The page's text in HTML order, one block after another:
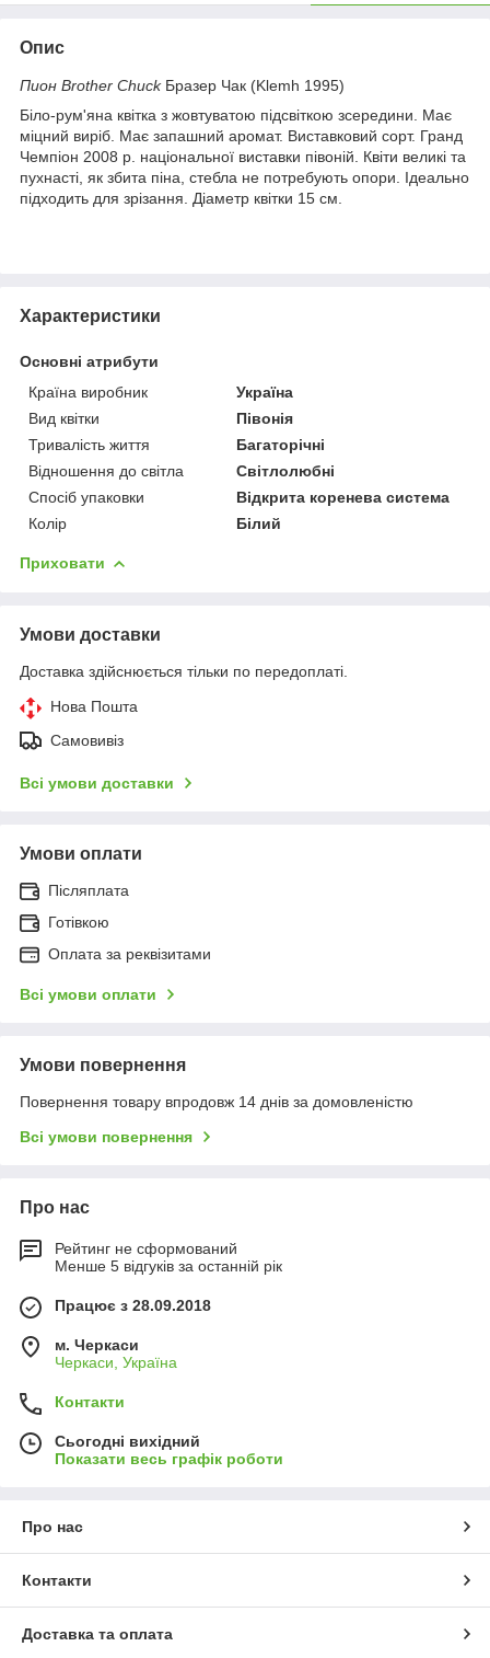
Опис
Пион Brother ChuckБразер Чак (Klemh 1995)
Біло-рум'яна квітка з жовтуватою підсвіткою зсередини. Має
міцний виріб. Має запашний аромат. Виставковий сорт. Гранд
Чемпіон 2008 р. національної виставки півоній. Квіти великі та
пухнасті, як збита піна, стебла не потребують опори. Ідеально
підходить для зрізання. Діаметр квітки 15 см.
Характеристики
Основні атрибути
Країна виробник
Україна
Вид квітки
Півонія
Тривалість життя
Багаторічні
Відношення до світла
Світлолюбні
Спосіб упаковки
Відкрита коренева система
Колір
Білий
Приховати
Умови доставки
Доставка здійснюється тільки по передоплаті.
Нова Пошта
Самовивіз
Всі умови доставки
Умови оплати
Післяплата
Готівкою
Оплата за реквізитами
Всі умови оплати
Умови повернення
Повернення товару впродовж 14 днів за домовленістю
Всі умови повернення
Про нас
Рейтинг не сформований
Менше 5 відгуків за останній рік
Працює з 28.09.2018
м. Черкаси
Черкаси, Україна
Контакти
Сьогодні вихідний
Показати весь графік роботи
Про нас
Контакти
Доставка та оплата